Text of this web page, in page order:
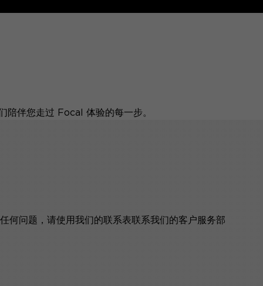
陪伴您走过 Focal 体验的每一步。
何问题，请使用我们的联系表联系我们的客户服务部